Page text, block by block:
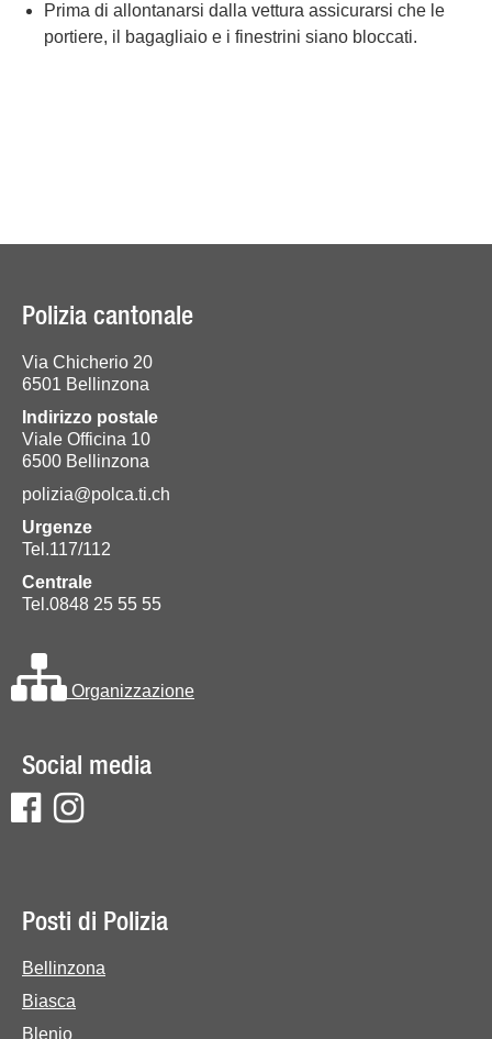
Prima di allontanarsi dalla vettura assicurarsi che le
portiere, il bagagliaio e i finestrini siano bloccati.
Polizia cantonale
Via Chicherio 20
6501 Bellinzona
Indirizzo postale
Viale Officina 10
6500 Bellinzona
polizia@polca.ti.ch
Urgenze
Tel.117/112
Centrale
Tel.0848 25 55 55
Organizzazione
Social media
Posti di Polizia
Bellinzona
Biasca
Blenio